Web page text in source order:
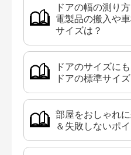
ドアの幅の測り
電製品の搬入や
サイズは？
ドアのサイズに
ドアの標準サイ
部屋をおしゃれ
＆失敗しないポ